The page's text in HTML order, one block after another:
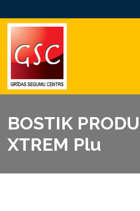
BOSTIK
XTREM Plu